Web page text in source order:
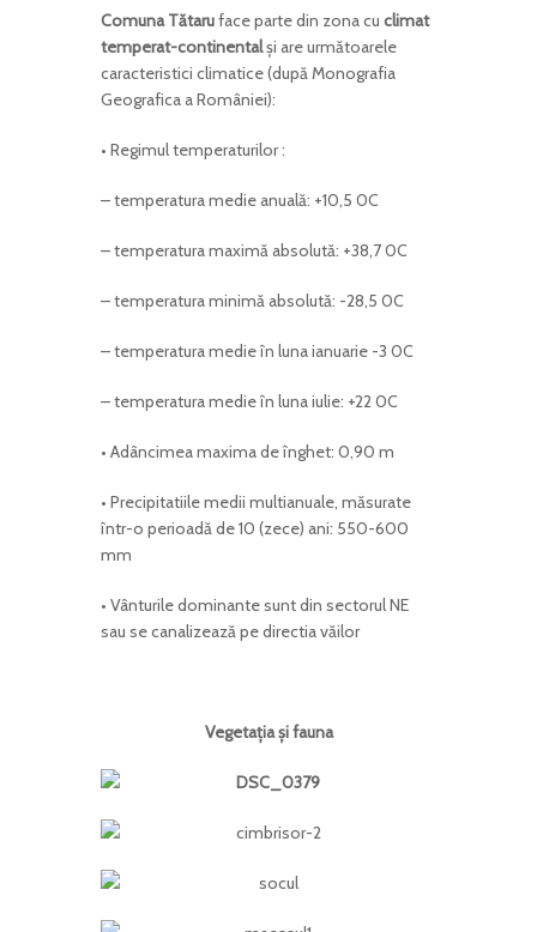
Comuna Tătaruface parte din zona cu climat
temperat-continentalşi are următoarele
caracteristici climatice (după Monografia
Geografica a României):
• Regimul temperaturilor :
– temperatura medie anuală: +10,5 0C
– temperatura maximă absolută: +38,7 0C
– temperatura minimă absolută: -28,5 0C
– temperatura medie în luna ianuarie -3 0C
– temperatura medie în luna iulie: +22 0C
• Adâncimea maxima de înghet: 0,90 m
• Precipitatiile medii multianuale, măsurate
într-o perioadă de 10 (zece) ani: 550-600
mm
• Vânturile dominante sunt din sectorul NE
sau se canalizează pe directia văilor
Vegetaţia şi fauna